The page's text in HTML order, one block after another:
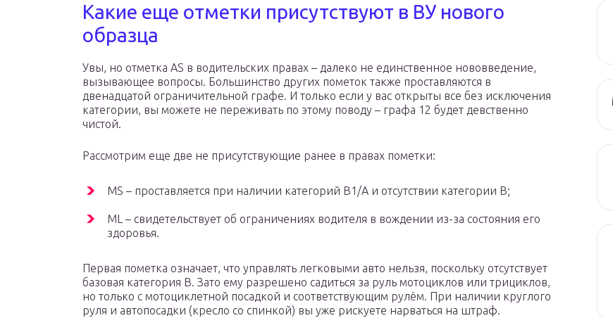
Какие еще отметки присутствуют в ВУ нового
образца
Увы, но отметка AS в водительских правах – далеко не единственное нововведение,
вызывающее вопросы. Большинство других пометок также проставляются в
двенадцатой ограничительной графе. И только если у вас открыты все без исключения
категории, вы можете не переживать по этому поводу – графа 12 будет девственно
чистой.
Рассмотрим еще две не присутствующие ранее в правах пометки:
MS – проставляется при наличии категорий В1/А и отсутствии категории В;
ML – свидетельствует об ограничениях водителя в вождении из-за состояния его
здоровья.
Первая пометка означает, что управлять легковыми авто нельзя, поскольку отсутствует
базовая категория В. Зато ему разрешено садиться за руль мотоциклов или трициклов,
но только с мотоциклетной посадкой и соответствующим рулём. При наличии круглого
руля и автопосадки (кресло со спинкой) вы уже рискуете нарваться на штраф.